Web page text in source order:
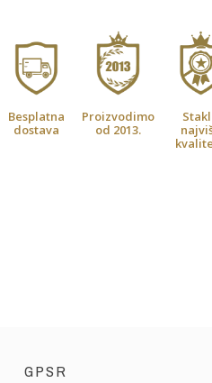
Besplatna
dostava
Proizvodimo
od 2013.
GPSR